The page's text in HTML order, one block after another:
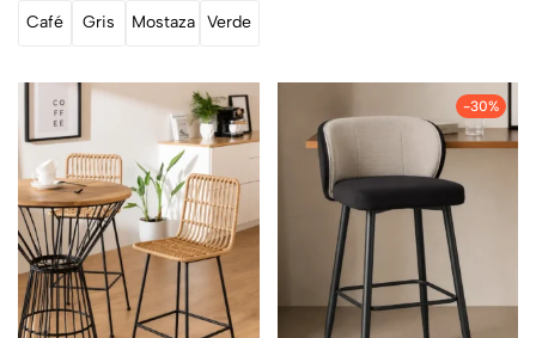
Café Gris Mostaza Verde
-30%